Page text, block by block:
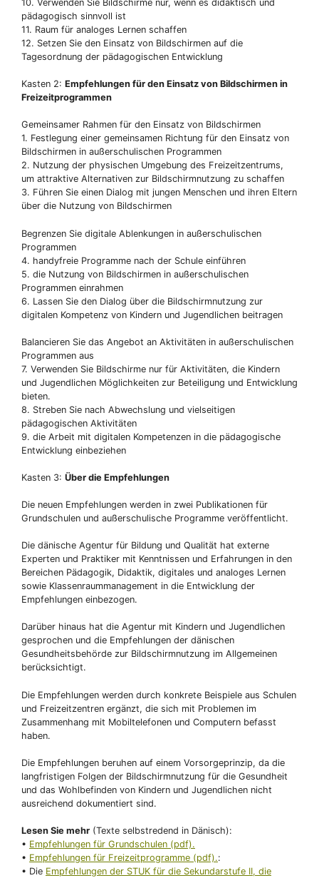
10. Verwenden Sie Bildschirme nur, wenn es didaktisch und
pädagogisch sinnvoll ist
11. Raum für analoges Lernen schaffen
12. Setzen Sie den Einsatz von Bildschirmen auf die
Tagesordnung der pädagogischen Entwicklung
Kasten 2: Empfehlungen für den Einsatz von Bildschirmen in
Freizeitprogrammen
Gemeinsamer Rahmen für den Einsatz von Bildschirmen
1. Festlegung einer gemeinsamen Richtung für den Einsatz von
Bildschirmen in außerschulischen Programmen
2. Nutzung der physischen Umgebung des Freizeitzentrums,
um attraktive Alternativen zur Bildschirmnutzung zu schaffen
3. Führen Sie einen Dialog mit jungen Menschen und ihren Eltern
über die Nutzung von Bildschirmen
Begrenzen Sie digitale Ablenkungen in außerschulischen
Programmen
4. handyfreie Programme nach der Schule einführen
5. die Nutzung von Bildschirmen in außerschulischen
Programmen einrahmen
6. Lassen Sie den Dialog über die Bildschirmnutzung zur
digitalen Kompetenz von Kindern und Jugendlichen beitragen
Balancieren Sie das Angebot an Aktivitäten in außerschulischen
Programmen aus
7. Verwenden Sie Bildschirme nur für Aktivitäten, die Kindern
und Jugendlichen Möglichkeiten zur Beteiligung und Entwicklung
bieten.
8. Streben Sie nach Abwechslung und vielseitigen
pädagogischen Aktivitäten
9. die Arbeit mit digitalen Kompetenzen in die pädagogische
Entwicklung einbeziehen
Kasten 3: Über die Empfehlungen
Die neuen Empfehlungen werden in zwei Publikationen für
Grundschulen und außerschulische Programme veröffentlicht.
Die dänische Agentur für Bildung und Qualität hat externe
Experten und Praktiker mit Kenntnissen und Erfahrungen in den
Bereichen Pädagogik, Didaktik, digitales und analoges Lernen
sowie Klassenraummanagement in die Entwicklung der
Empfehlungen einbezogen.
Darüber hinaus hat die Agentur mit Kindern und Jugendlichen
gesprochen und die Empfehlungen der dänischen
Gesundheitsbehörde zur Bildschirmnutzung im Allgemeinen
berücksichtigt.
Die Empfehlungen werden durch konkrete Beispiele aus Schulen
und Freizeitzentren ergänzt, die sich mit Problemen im
Zusammenhang mit Mobiltelefonen und Computern befasst
haben.
Die Empfehlungen beruhen auf einem Vorsorgeprinzip, da die
langfristigen Folgen der Bildschirmnutzung für die Gesundheit
und das Wohlbefinden von Kindern und Jugendlichen nicht
ausreichend dokumentiert sind.
Lesen Sie mehr (Texte selbstredend in Dänisch):
• Empfehlungen für Grundschulen (pdf).
• Empfehlungen für Freizeitprogramme (pdf).:
• Die Empfehlungen der STUK für die Sekundarstufe II, die